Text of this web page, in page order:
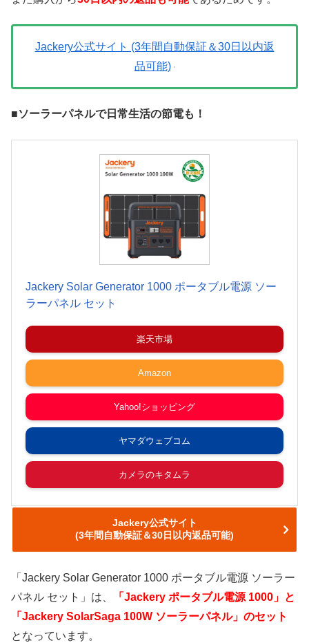
Jackery公式サイト (3年間自動保証＆30日以内返
品可能)
■ソーラーパネルで日常生活の節電も！
Jackery Solar Generator 1000 ポータブル電源 ソー
ラーパネル セット
楽天市場
Amazon
Yahoo!ショッピング
ヤマダウェブコム
カメラのキタムラ
Jackery公式サイト
(3年間自動保証＆30日以内返品可能)
「Jackery Solar Generator 1000 ポータブル電源 ソーラー
パネル セット」は、
「Jackery ポータブル電源 1000」と
「Jackery SolarSaga 100W ソーラーパネル」のセット
となっています。